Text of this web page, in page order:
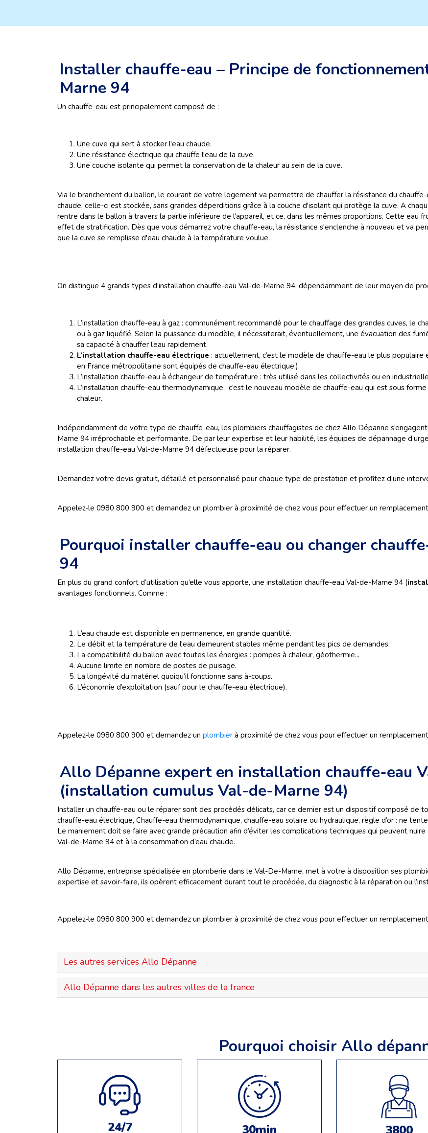
Installer chauffe-eau – Principe de
Marne 94
Un chauffe-eau est principalement composé de :
Une cuve qui sert à stocker l'eau chaude.
Une résistance électrique qui chauffe l'eau de la cuve.
Une couche isolante qui permet la conservation de la chaleur au sein de la cuve.
Via le branchement du ballon, le courant de votre logement va permettre de chauffer la résistance du chauffe-
chaude, celle-ci est stockée, sans grandes déperditions grâce à la couche d'isolant qui protège la cuve. A
rentre dans le ballon à travers la partie inférieure de l’appareil, et ce, dans les mêmes proportions. Cette eau
effet de stratification. Dès que vous démarrez votre chauffe-eau, la résistance s'enclenche à nouveau et va
que la cuve se remplisse d'eau chaude à la température voulue.
On distingue 4 grands types d’installation chauffe-eau Val-de-Marne 94, dépendamment de leur moyen de
L’installation chauffe-eau à gaz : communément recommandé pour le chauffage des grandes cuves, le
ou à gaz liquéfié. Selon la puissance du modèle, il nécessiterait, éventuellement, une évacuation des
sa capacité à chauffer l’eau rapidement.
L’installation chauffe-eau électrique : actuellement, c’est le modèle de chauffe-eau le plus
en France métropolitaine sont équipés de chauffe-eau électrique.).
L’installation chauffe-eau à échangeur de température : très utilisé dans les collectivités ou en
L’installation chauffe-eau thermodynamique : c’est le nouveau modèle de chauffe-eau qui est sous
chaleur.
Indépendamment de votre type de chauffe-eau, les plombiers chauffagistes de chez Allo Dépanne
Marne 94 irréprochable et performante. De par leur expertise et leur habilité, les équipes de dépannage
installation chauffe-eau Val-de-Marne 94 défectueuse pour la réparer.
Demandez votre devis gratuit, détaillé et personnalisé pour chaque type de prestation et profitez d’une
Appelez-le 0980 800 900 et demandez un plombier à proximité de chez vous pour effectuer un
Pourquoi installer chauffe-eau ou changer
94
En plus du grand confort d’utilisation qu’elle vous apporte, une installation chauffe-eau Val-de-Marne 94 (
avantages fonctionnels. Comme :
L’eau chaude est disponible en permanence, en grande quantité.
Le débit et la température de l'eau demeurent stables même pendant les pics de demandes.
La compatibilité du ballon avec toutes les énergies : pompes à chaleur, géothermie...
Aucune limite en nombre de postes de puisage.
La longévité du matériel quoiqu’il fonctionne sans à-coups.
L’économie d’exploitation (sauf pour le chauffe-eau électrique).
Appelez-le 0980 800 900 et demandez un plombier à proximité de chez vous pour effectuer un
Allo Dépanne expert en installation chauffe-eau
(installation cumulus Val-de-Marne 94)
Installer un chauffe-eau ou le réparer sont des procédés délicats, car ce dernier est un dispositif composé de
chauffe-eau électrique, Chauffe-eau thermodynamique, chauffe-eau solaire ou hydraulique, règle d’or : ne
Le maniement doit se faire avec grande précaution afin d’éviter les complications techniques qui peuvent
Val-de-Marne 94 et à la consommation d’eau chaude.
Allo Dépanne, entreprise spécialisée en plomberie dans le Val-De-Marne, met à votre à disposition ses
expertise et savoir-faire, ils opèrent efficacement durant tout le procédée, du diagnostic à la réparation ou
Appelez-le 0980 800 900 et demandez un plombier à proximité de chez vous pour effectuer un
Les autres services Allo Dépanne
Allo Dépanne dans les autres villes de la france
Pourquoi choisir Allo
24/7 30min